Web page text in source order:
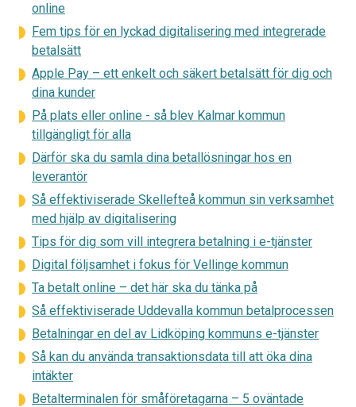
online
Fem tips för en lyckad digitalisering med integrerade
betalsätt
Apple Pay – ett enkelt och säkert betalsätt för dig och
dina kunder
På plats eller online - så blev Kalmar kommun
tillgängligt för alla
Därför ska du samla dina betallösningar hos en
leverantör
Så effektiviserade Skellefteå kommun sin verksamhet
med hjälp av digitalisering
Tips för dig som vill integrera betalning i e-tjänster
Digital följsamhet i fokus för Vellinge kommun
Ta betalt online – det här ska du tänka på
Så effektiviserade Uddevalla kommun betalprocessen
Betalningar en del av Lidköping kommuns e-tjänster
Så kan du använda transaktionsdata till att öka dina
intäkter
Betalterminalen för småföretagarna – 5 oväntade